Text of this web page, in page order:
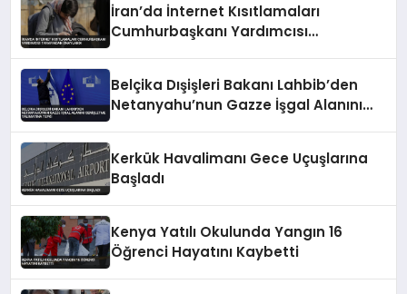
İran’da İnternet Kısıtlamaları
Cumhurbaşkanı Yardımcısı
Belçika Dışişleri Bakanı Lahbib’den
Netanyahu’nun Gazze İşgal Alanını
Kerkük Havalimanı Gece Uçuşlarına
Başladı
Kenya Yatılı Okulunda Yangın 16
Öğrenci Hayatını Kaybetti